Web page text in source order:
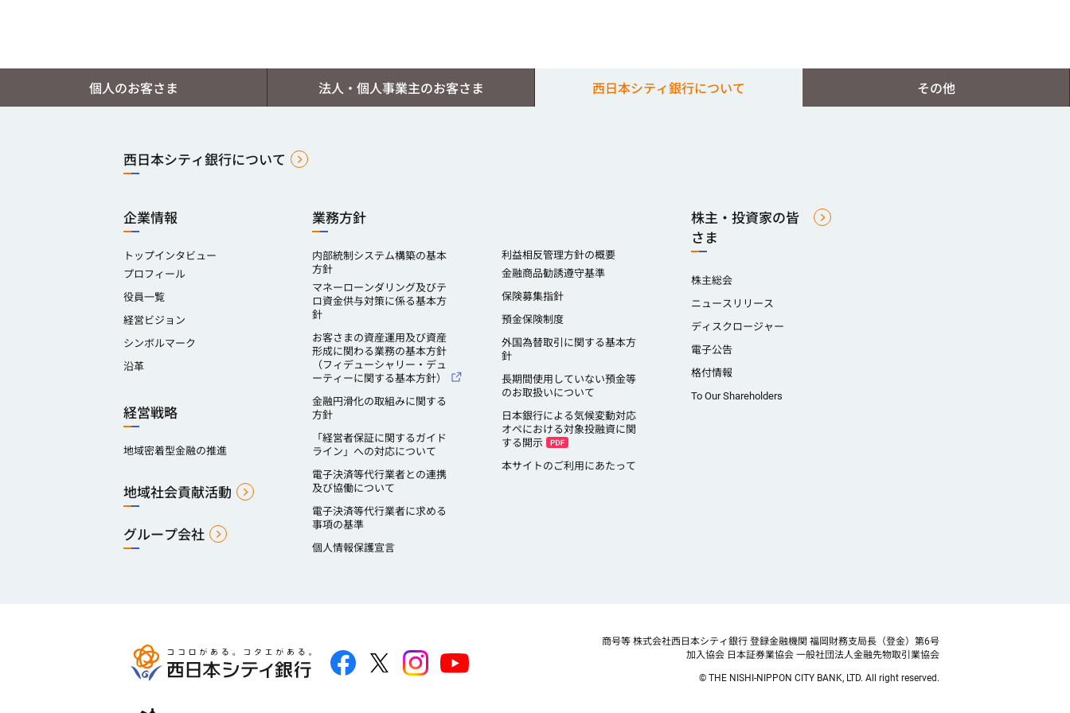
個人のお客さま 法人・個人事業主のお客さま 西日本シティ銀行について その他
西日本シティ銀行について
企業情報
トップインタビュー
プロフィール
役員一覧
経営ビジョン
シンボルマーク
沿革
経営戦略
地域密着型金融の推進
地域社会貢献活動
グループ会社
業務方針
内部統制システム構築の基本
方針
マネーローンダリング及びテ
ロ資金供与対策に係る基本方
針
お客さまの資産運用及び資産
形成に関わる業務の基本方針
（フィデューシャリー・デュ
ーティーに関する基本方針）
金融円滑化の取組みに関する
方針
「経営者保証に関するガイド
ライン」への対応について
電子決済等代行業者との連携
及び協働について
電子決済等代行業者に求める
事項の基準
個人情報保護宣言
利益相反管理方針の概要
金融商品勧誘遵守基準
保険募集指針
預金保険制度
外国為替取引に関する基本方
針
長期間使用していない預金等
のお取扱いについて
日本銀行による気候変動対応
オペにおける対象投融資に関
する開示
本サイトのご利用にあたって
株主・投資家の皆
さま
株主総会
ニュースリリース
ディスクロージャー
電子公告
格付情報
To Our Shareholders
商号等 株式会社西日本シティ銀行 登録金融機関 福岡財務支局長（登金）第6号
加入協会 日本証券業協会 一般社団法人金融先物取引業協会
© THE NISHI-NIPPON CITY BANK, LTD. All right reserved.